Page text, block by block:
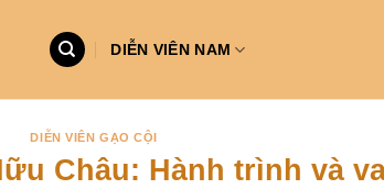
DIỄN VIÊN NAM
DIỄN VIÊN GẠO CỘI
Châu: Hành trình và